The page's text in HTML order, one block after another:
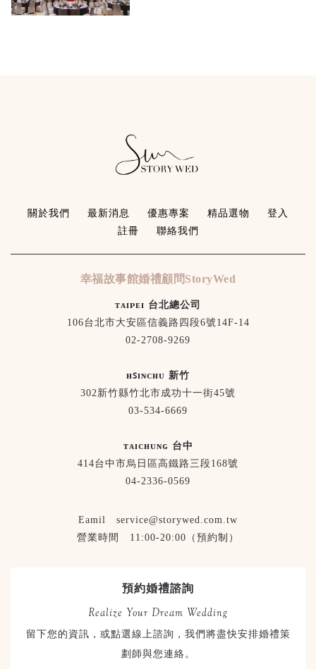
關於我們 最新消息 優惠專案 精品選物
登入
註冊
聯絡我們
幸福故事館婚禮顧問StoryWed
ᴛᴀɪᴘᴇɪ 台北總公司
106台北市大安區信義路四段6號14F-14
02-2708-9269
ʜꜱɪɴᴄʜᴜ 新竹
302新竹縣竹北市成功十一街45號
03-534-6669
ᴛᴀɪᴄʜᴜɴɢ 台中
414台中市烏日區高鐵路三段168號
04-2336-0569
Eamil service@storywed.com.tw
營業時間 11:00-20:00（預約制）
預約婚禮諮詢
Realize Your Dream Wedding
留下您的資訊，或點選線上諮詢，我們將盡快安排婚禮策
劃師與您連絡。